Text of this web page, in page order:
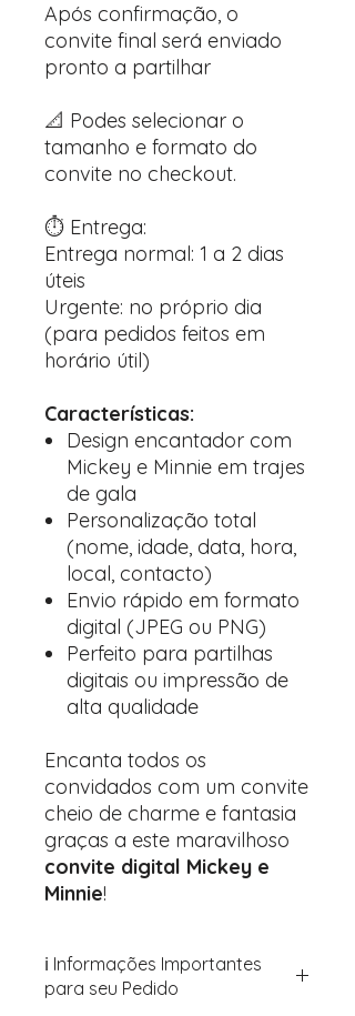
Após confirmação, o
convite final será enviado
pronto a partilhar
📐 Podes selecionar o
tamanho e formato do
convite no checkout.
⏱️ Entrega:
Entrega normal: 1 a 2 dias
úteis
Urgente: no próprio dia
(para pedidos feitos em
horário útil)
Características:
Design encantador com
Mickey e Minnie em trajes
de gala
Personalização total
(nome, idade, data, hora,
local, contacto)
Envio rápido em formato
digital (JPEG ou PNG)
Perfeito para partilhas
digitais ou impressão de
alta qualidade
Encanta todos os
convidados com um convite
cheio de charme e fantasia
graças a este maravilhoso
convite digital Mickey e
Minnie!
ℹ️ Informações Importantes
para seu Pedido